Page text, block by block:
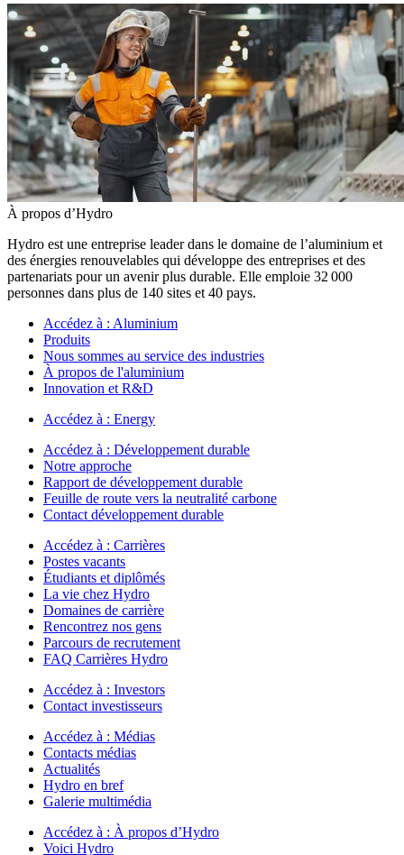
À propos d’Hydro
Hydro est une entreprise leader dans le domaine de l’aluminium et
des énergies renouvelables qui développe des entreprises et des
partenariats pour un avenir plus durable. Elle emploie 32 000
personnes dans plus de 140 sites et 40 pays.
Accédez à : Aluminium
Produits
Nous sommes au service des industries
À propos de l'aluminium
Innovation et R&D
Accédez à : Energy
Accédez à : Développement durable
Notre approche
Rapport de développement durable
Feuille de route vers la neutralité carbone
Contact développement durable
Accédez à : Carrières
Postes vacants
Étudiants et diplômés
La vie chez Hydro
Domaines de carrière
Rencontrez nos gens
Parcours de recrutement
FAQ Carrières Hydro
Accédez à : Investors
Contact investisseurs
Accédez à : Médias
Contacts médias
Actualités
Hydro en bref
Galerie multimédia
Accédez à : À propos d’Hydro
Voici Hydro